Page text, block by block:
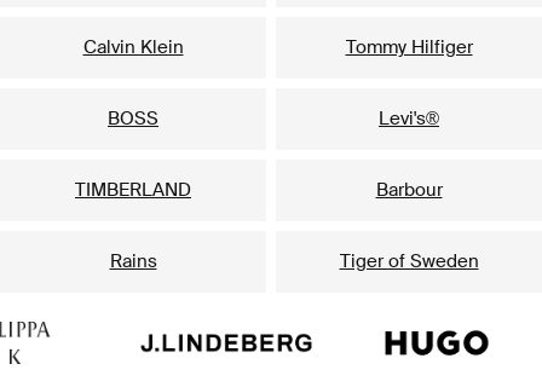
Calvin Klein Tommy Hilfiger
BOSS Levi's®
TIMBERLAND Barbour
Rains Tiger of Sweden